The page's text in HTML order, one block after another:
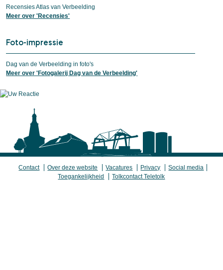
Recensies Atlas van Verbeelding
Meer over 'Recensies'
Foto-impressie
Dag van de Verbeelding in foto's
Meer over 'Fotogalerij Dag van de Verbeelding'
Contact Over deze website Vacatures Privacy
Social media
Toegankelijkheid
Tolkcontact Teletolk